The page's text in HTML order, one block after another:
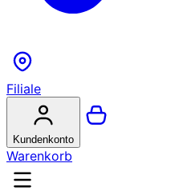
Filiale
Kundenkonto
Warenkorb